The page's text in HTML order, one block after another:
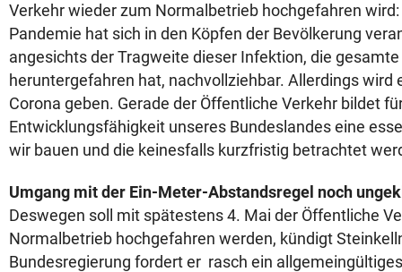
Verkehr wieder zum Normalbetrieb hochgefahren wird:
Pandemie hat sich in den Köpfen der Bevölkerung
angesichts der Tragweite dieser Infektion, die
heruntergefahren hat, nachvollziehbar. Allerdings wird
Corona geben. Gerade der Öffentliche Verkehr bildet
Entwicklungsfähigkeit unseres Bundeslandes eine
wir bauen und die keinesfalls kurzfristig betrachtet
Umgang mit der Ein-Meter-Abstandsregel noch
Deswegen soll mit spätestens 4. Mai der Öffentliche
Normalbetrieb hochgefahren werden, kündigt
Bundesregierung fordert er rasch ein